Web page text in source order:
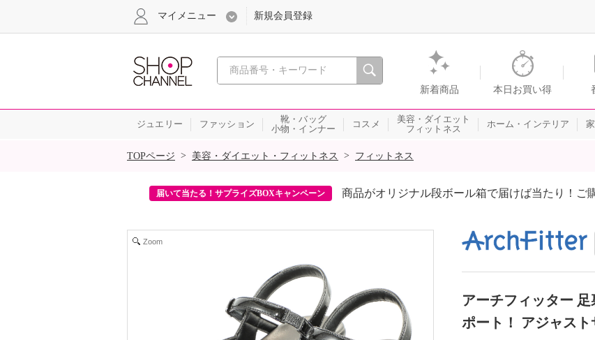
心おどる、瞬間を。通販・テレビショッピングのショップチャンネル
新着商品 本日お買い得
マイメニュー 新規会員登録
ジュエリー ファッション
靴・バッグ
小物・インナー
コスメ
美容・ダイエット
フィットネス
ホーム・インテリア
SALE
TOPページ > 美容・ダイエット・フィットネス > フィットネス
届いて当たる！サプライズBOXキャンペーン 商品がオリジナル段ボール箱で届けば当たり！ご
Zoom
アーチフィッター
ポート！ アジャスト